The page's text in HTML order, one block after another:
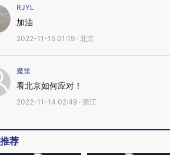
RJYL
加油
2022-11-15 01:19 · 北京
魔笛
看北京如何应对！
2022-11-14 02:49 · 浙江
荐